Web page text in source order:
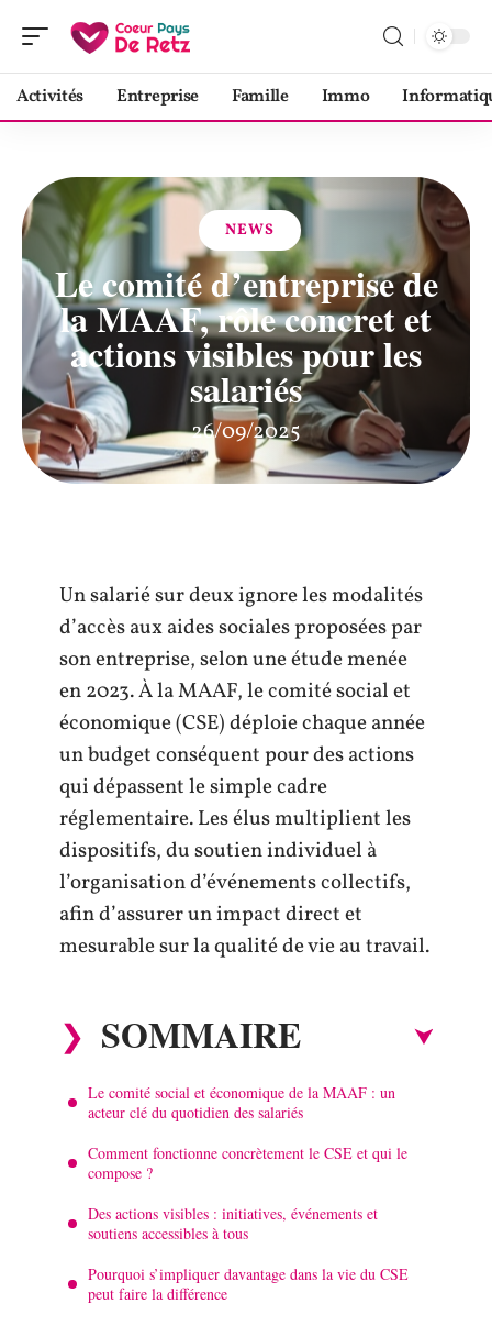
Activités Entreprise Famille Immo
NEWS
Le comité d’entreprise de
la MAAF, rôle concret et
actions visibles pour les
salariés
26/09/2025
Un salarié sur deux ignore les modalités
d’accès aux aides sociales proposées par
son entreprise, selon une étude menée
en 2023. À la MAAF, le comité social et
économique (CSE) déploie chaque année
un budget conséquent pour des actions
qui dépassent le simple cadre
réglementaire. Les élus multiplient les
dispositifs, du soutien individuel à
l’organisation d’événements collectifs,
afin d’assurer un impact direct et
mesurable sur la qualité de vie au travail.
SOMMAIRE
Le comité social et économique de la MAAF : un
acteur clé du quotidien des salariés
Comment fonctionne concrètement le CSE et qui le
compose ?
Des actions visibles : initiatives, événements et
soutiens accessibles à tous
Pourquoi s’impliquer davantage dans la vie du CSE
peut faire la différence